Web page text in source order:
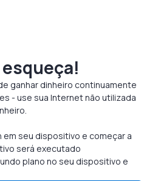
ganhar dinheiro continuamente
- use sua Internet não utilizada
em seu dispositivo e começar a
será executado
plano no seu dispositivo e